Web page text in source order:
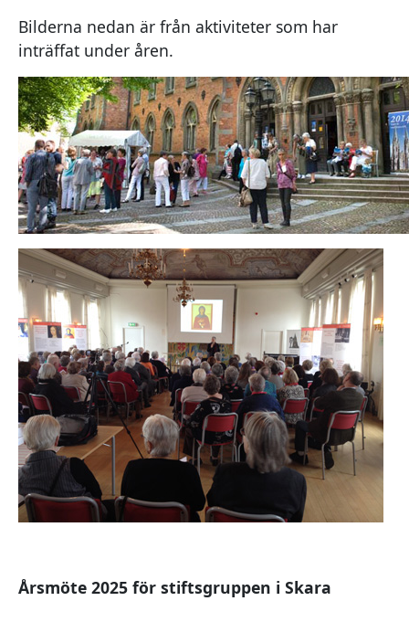
Bilderna nedan är från aktiviteter som har
inträffat under åren.
Årsmöte 2025 för stiftsgruppen i Skara